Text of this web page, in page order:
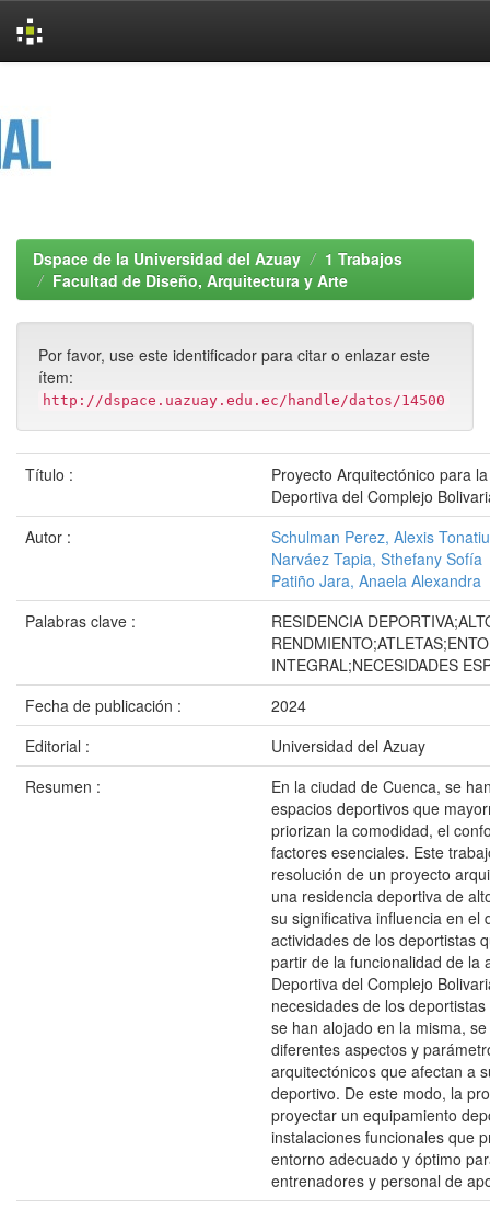
Dspace de la Universidad del Azuay
1 Trabajos
Facultad de Diseño, Arquitectura y Arte
Por favor, use este identificador para citar o enlazar este
ítem:
http://dspace.uazuay.edu.ec/handle/datos/14500
Título :
Proyecto Arquitectónico para
Deportiva del Complejo
Autor :
Schulman Perez, Alexis
Narváez Tapia, Sthefany Sofía
Patiño Jara, Anaela Alexandra
Palabras clave :
RESIDENCIA
INTEGRAL;NECESIDADES
Fecha de publicación :
2024
Editorial :
Universidad del Azuay
Resumen :
En la ciudad de Cuenca, se
espacios deportivos que
priorizan la comodidad, el
factores esenciales. Este
resolución de un proyecto
una residencia deportiva de
su significativa influencia en el
actividades de los deportistas
partir de la funcionalidad de la
Deportiva del Complejo
necesidades de los
se han alojado en la misma,
diferentes aspectos y
arquitectónicos que afectan a
deportivo. De este modo, la
proyectar un equipamiento
instalaciones funcionales que
entorno adecuado y óptimo
entrenadores y personal de